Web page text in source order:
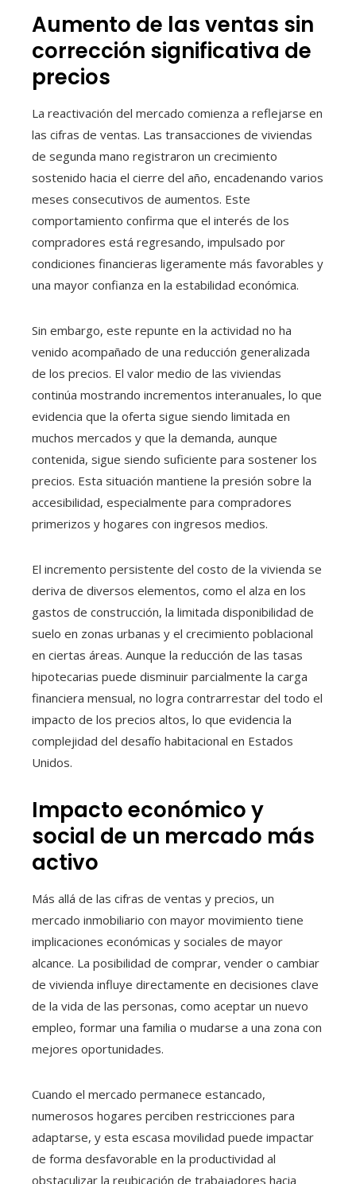
Aumento de las ventas sin
corrección significativa de
precios
La reactivación del mercado comienza a reflejarse en
las cifras de ventas. Las transacciones de viviendas
de segunda mano registraron un crecimiento
sostenido hacia el cierre del año, encadenando varios
meses consecutivos de aumentos. Este
comportamiento confirma que el interés de los
compradores está regresando, impulsado por
condiciones financieras ligeramente más favorables y
una mayor confianza en la estabilidad económica.
Sin embargo, este repunte en la actividad no ha
venido acompañado de una reducción generalizada
de los precios. El valor medio de las viviendas
continúa mostrando incrementos interanuales, lo que
evidencia que la oferta sigue siendo limitada en
muchos mercados y que la demanda, aunque
contenida, sigue siendo suficiente para sostener los
precios. Esta situación mantiene la presión sobre la
accesibilidad, especialmente para compradores
primerizos y hogares con ingresos medios.
El incremento persistente del costo de la vivienda se
deriva de diversos elementos, como el alza en los
gastos de construcción, la limitada disponibilidad de
suelo en zonas urbanas y el crecimiento poblacional
en ciertas áreas. Aunque la reducción de las tasas
hipotecarias puede disminuir parcialmente la carga
financiera mensual, no logra contrarrestar del todo el
impacto de los precios altos, lo que evidencia la
complejidad del desafío habitacional en Estados
Unidos.
Impacto económico y
social de un mercado más
activo
Más allá de las cifras de ventas y precios, un
mercado inmobiliario con mayor movimiento tiene
implicaciones económicas y sociales de mayor
alcance. La posibilidad de comprar, vender o cambiar
de vivienda influye directamente en decisiones clave
de la vida de las personas, como aceptar un nuevo
empleo, formar una familia o mudarse a una zona con
mejores oportunidades.
Cuando el mercado permanece estancado,
numerosos hogares perciben restricciones para
adaptarse, y esta escasa movilidad puede impactar
de forma desfavorable en la productividad al
obstaculizar la reubicación de trabajadores hacia